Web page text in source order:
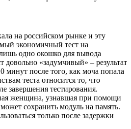
на российском рынке и эту
экономичный тест на
одно окошко для вывода
довольно «задумчивый» – результат
минут после того, как моча попала
теста относится то, что
завершения тестирования.
женщина, узнавшая при помощи
сохранить модуль на память.
только после задержки